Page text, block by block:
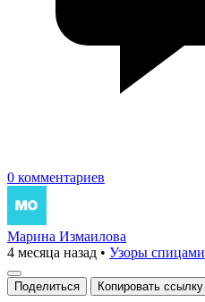
0 комментариев
Марина Измаилова
4 месяца назад • Узоры спицами
Поделиться Копировать ссылку